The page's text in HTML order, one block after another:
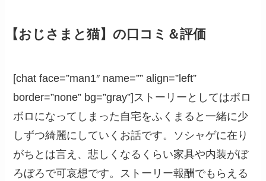
【おじさまと猫】の口コミ＆評価
[chat face=”man1″ name=”” align=”left”
border=”none” bg=”gray”]ストーリーとしてはボロ
ボロになってしまった自宅をふくまると一緒に少
しずつ綺麗にしていくお話です。ソシャゲに在り
がちとは言え、悲しくなるくらい家具や内装がぼ
ろぼろで可哀想です。ストーリー報酬でもらえる